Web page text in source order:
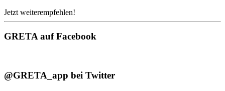
Jetzt weiterempfehlen!
GRETA auf Facebook
@GRETA_app bei Twitter